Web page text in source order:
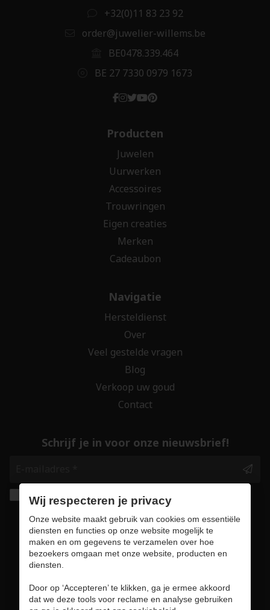
+32(0)11 83 23 92
order@juwelier-willems.be
BE0478.339.464
BE 27 7330 0979 1673
Producten
Juwelen
Uurwerken
Accessoires
Trouwringen
Eigen creaties
Merken
Cadeaubon
Navigatie
Hersteldienst
Over
Veel gestelde vragen
Blog
Verkoop uw goud
Contact
Schrijf je in voor onze nieuwsbrief!
Ik geef de toestemming om mijn gegevens te
bewaren en verwerken zoals aangegeven in
onzeprivacy statement. *
Wij respecteren je privacy
Onze website maakt gebruik van cookies om essentiële
diensten en functies op onze website mogelijk te
maken en om gegevens te verzamelen over hoe
bezoekers omgaan met onze website, producten en
diensten.
Door op ‘Accepteren’ te klikken, ga je ermee akkoord
dat we deze tools voor reclame en analyse gebruiken